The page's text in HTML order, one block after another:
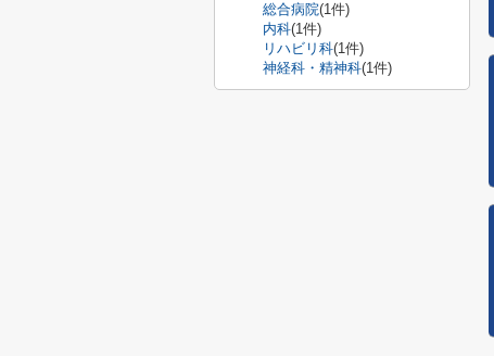
総合病院(1件)
内科(1件)
リハビリ科(1件)
神経科・精神科(1件)